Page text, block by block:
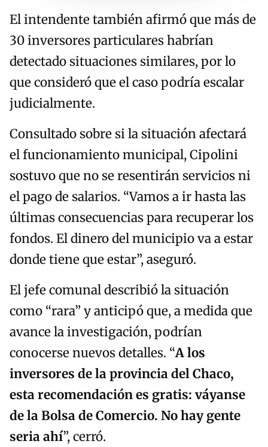
El intendente también afirmó que más de
30 inversores particulares habrían
detectado situaciones similares, por lo
que consideró que el caso podría escalar
judicialmente.
Consultado sobre si la situación afectará
el funcionamiento municipal, Cipolini
sostuvo que no se resentirán servicios ni
el pago de salarios. “Vamos a ir hasta las
últimas consecuencias para recuperar los
fondos. El dinero del municipio va a estar
donde tiene que estar”, aseguró.
El jefe comunal describió la situación
como “rara” y anticipó que, a medida que
avance la investigación, podrían
conocerse nuevos detalles. “A los
inversores de la provincia del Chaco,
esta recomendación es gratis: váyanse
de la Bolsa de Comercio. No hay gente
seria ahí”, cerró.